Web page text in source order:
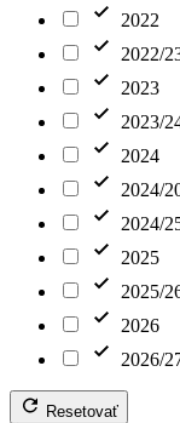
2022
2022/
2023
2023/
2024
2024/
2024/
2025
2025/
2026
2026/
Resetovať